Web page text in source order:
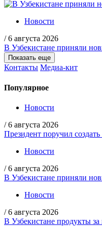
Новости
/ 6 августа 2026
В Узбекистане приняли
Показать еще
Контакты Медиа-кит
Популярное
Новости
/ 6 августа 2026
Президент поручил
Новости
/ 6 августа 2026
В Узбекистане приняли
Новости
/ 6 августа 2026
В Узбекистане продукты